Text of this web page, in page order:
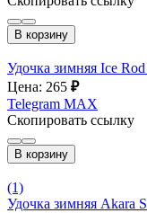
В корзину
Удочка зимняя Ice
Цена: 265 ₽
Telegram MAX
Скопировать ссылку
В корзину
(1)
Удочка зимняя Akara